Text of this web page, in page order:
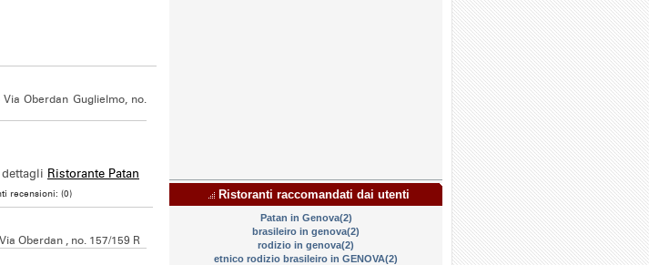
Oberdan Guglielmo, no.
Ristorante Patan
recensioni: (0)
Oberdan , no. 157/159 R
Ristoranti raccomandati dai utenti
Patan in Genova(2)
brasileiro in genova(2)
rodizio in genova(2)
etnico rodizio brasileiro in GENOVA(2)